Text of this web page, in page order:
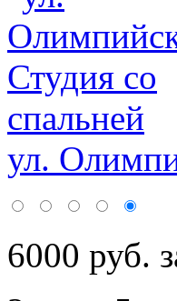
ул.
6000 руб.